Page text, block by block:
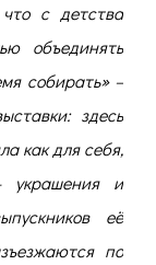
с детства
объединять
собирать» –
здесь
как для себя,
украшения и
её
по